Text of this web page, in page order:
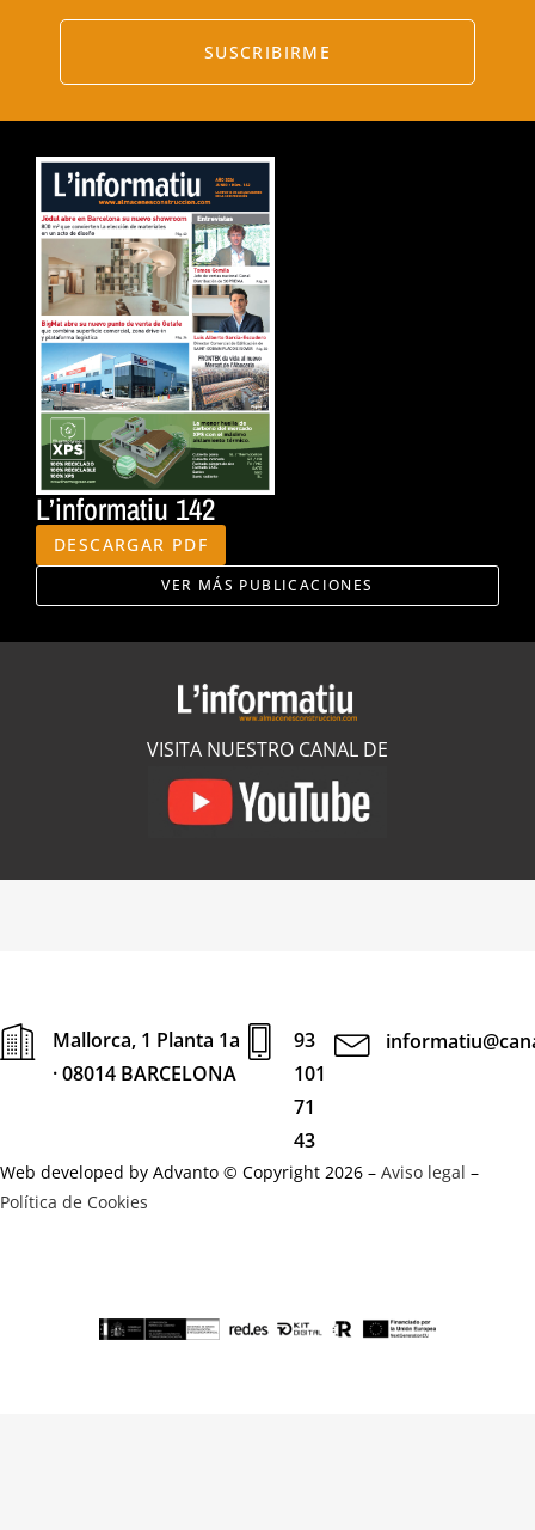
SUSCRIBIRME
L’informatiu 142
DESCARGAR PDF
VER MÁS PUBLICACIONES
VISITA NUESTRO CANAL DE
Mallorca, 1 Planta 1a
· 08014 BARCELONA
93
101
71
43
Web developed by Advanto © Copyright 2026 – Aviso legal –
Política de Cookies